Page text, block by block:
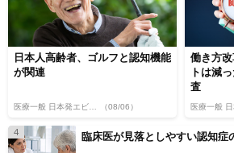
日本人高齢者、ゴルフと認知機能
が関連
（08/06）
働き方
トは減
査
4 臨床医が見落としやすい認知症